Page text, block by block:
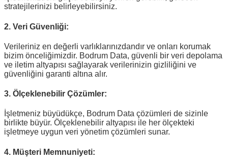
stratejilerinizi belirleyebilirsiniz.
2. Veri Güvenliği:
Verileriniz en değerli varlıklarınızdandır ve onları korumak
bizim önceliğimizdir. Bodrum Data, güvenli bir veri depolama
ve iletim altyapısı sağlayarak verilerinizin gizliliğini ve
güvenliğini garanti altına alır.
3. Ölçeklenebilir Çözümler:
İşletmeniz büyüdükçe, Bodrum Data çözümleri de sizinle
birlikte büyür. Ölçeklenebilir altyapısı ile her ölçekteki
işletmeye uygun veri yönetim çözümleri sunar.
4. Müşteri Memnuniyeti: